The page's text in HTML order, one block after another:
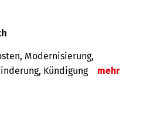
Modernisierung,
Kündigung
mehr